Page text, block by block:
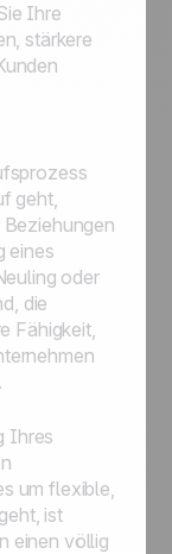
Ihre
stärkere
geht,
eines
oder
die
Fähigkeit,
Ihres
um flexible,
ist
einen völlig